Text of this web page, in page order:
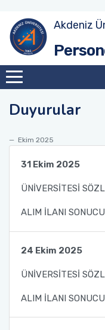
Akdeniz
Duyurular
Ekim 2025
31 Ekim 2025
ÜNİVERSİTESİ
ALIM İLANI
24 Ekim 2025
ÜNİVERSİTESİ
ALIM İLANI
Akademik Atama
Akademik
Müdürlüğü
İdari Personel Şube
Sicil ve Disiplin
Maaş Tahakkuk Şube